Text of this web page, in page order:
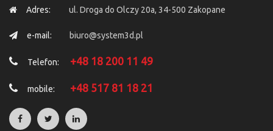
Adres: ul. Droga do Olczy 20a, 34-500 Zakopane
e-mail: biuro@system3d.pl
Telefon: +48 18 200 11 49
mobile: +48 517 81 18 21